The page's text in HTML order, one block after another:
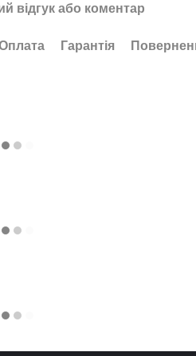
відгук або коментар
Гарантія